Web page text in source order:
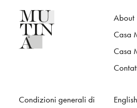
About
Casa
Casa
Condizioni generali di
English